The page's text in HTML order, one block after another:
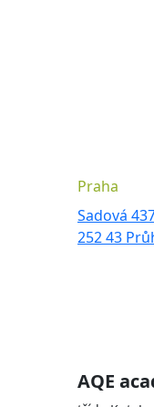
Praha
Sadová
252 43
AQE